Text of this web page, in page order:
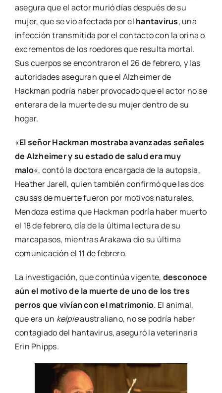
asegura que el actor murió días después de su
mujer, que se vio afectada por el hantavirus, una
infección transmitida por el contacto con la orina o
excrementos de los roedores que resulta mortal.
Sus cuerpos se encontraron el 26 de febrero, y las
autoridades aseguran que el Alzheimer de
Hackman podría haber provocado que el actor no se
enterara de la muerte de su mujer dentro de su
hogar.
«El señor Hackman mostraba avanzadas señales
de Alzheimer y su estado de salud era muy
malo«, contó la doctora encargada de la autopsia,
Heather Jarell, quien también confirmó que las dos
causas de muerte fueron por motivos naturales.
Mendoza estima que Hackman podría haber muerto
el 18 de febrero, día de la última lectura de su
marcapasos, mientras Arakawa dio su última
comunicación el 11 de febrero.
La investigación, que continúa vigente, desconoce
aún el motivo de la muerte de uno de los tres
perros que vivían con el matrimonio. El animal,
que era un kelpieaustraliano, no se podría haber
contagiado del hantavirus, aseguró la veterinaria
Erin Phipps.